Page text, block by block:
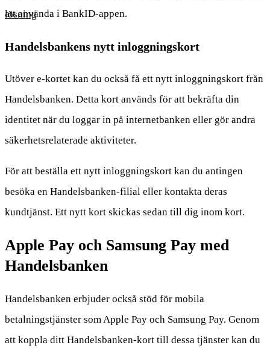
lösning
att använda i BankID-appen.
Handelsbankens nytt inloggningskort
Utöver e-kortet kan du också få ett nytt inloggningskort från
Handelsbanken. Detta kort används för att bekräfta din
identitet när du loggar in på internetbanken eller gör andra
säkerhetsrelaterade aktiviteter.
För att beställa ett nytt inloggningskort kan du antingen
besöka en Handelsbanken-filial eller kontakta deras
kundtjänst. Ett nytt kort skickas sedan till dig inom kort.
Apple Pay och Samsung Pay med
Handelsbanken
Handelsbanken erbjuder också stöd för mobila
betalningstjänster som Apple Pay och Samsung Pay. Genom
att koppla ditt Handelsbanken-kort till dessa tjänster kan du